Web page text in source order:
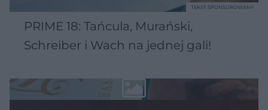
PRIME 18: Tańcula, Murański,
Schreiber i Wach na jednej gali!
TEKST SPONSOROWANY